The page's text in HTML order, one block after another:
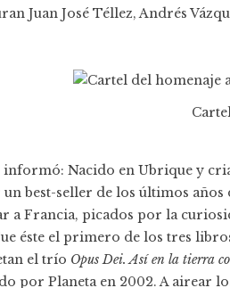
Juan José Téllez, Andrés
Nacido en Ubrique y
un best-seller de los últimos
a Francia, picados por la
éste el primero de los tres
el trío Opus Dei. Así en la tierra
por Planeta en 2002. A airear